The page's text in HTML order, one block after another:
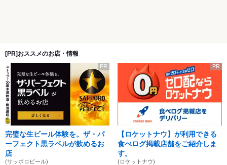
[PR]おススメのお店・情報
PR
完璧な生ビール体験を。ザ・パ
ーフェクト黒ラベルが飲めるお
店
(サッポロビール)
PR
【ロケットナウ】が利用できる
食べログ掲載店舗をご紹介しま
す。
(ロケットナウ)